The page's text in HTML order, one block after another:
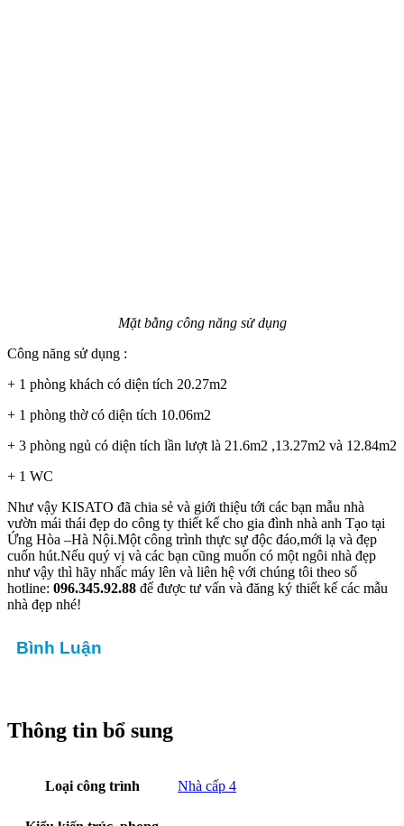
Mặt bằng công năng sử dụng
Công năng sử dụng :
+ 1 phòng khách có diện tích 20.27m2
+ 1 phòng thờ có diện tích 10.06m2
+ 3 phòng ngủ có diện tích lần lượt là 21.6m2 ,13.27m2 và 12.84m2
+ 1 WC
Như vậy KISATO đã chia sẻ và giới thiệu tới các bạn mẫu nhà
vườn mái thái đẹp do công ty thiết kế cho gia đình nhà anh Tạo tại
Ứng Hòa –Hà Nội.Một công trình thực sự độc đáo,mới lạ và đẹp
cuốn hút.Nếu quý vị và các bạn cũng muốn có một ngôi nhà đẹp
như vậy thì hãy nhấc máy lên và liên hệ với chúng tôi theo số
hotline: 096.345.92.88 để được tư vấn và đăng ký thiết kế các mẫu
nhà đẹp nhé!
Bình Luận
Thông tin bổ sung
Loại công trình Nhà cấp 4